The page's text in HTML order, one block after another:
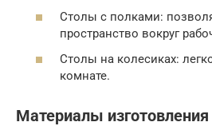
Столы с полками:
пространство вокруг
Столы на колесиках:
комнате.
Материалы изготовления